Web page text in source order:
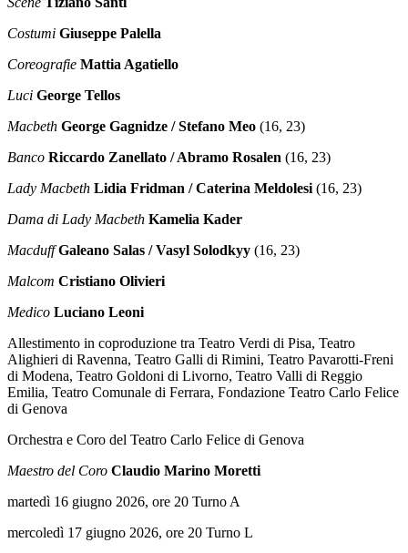
Costumi Giuseppe Palella
Coreografie Mattia Agatiello
Luci George Tellos
Macbeth George Gagnidze / Stefano Meo (16, 23)
Banco Riccardo Zanellato / Abramo Rosalen (16, 23)
Lady Macbeth Lidia Fridman / Caterina Meldolesi (16, 23)
Dama di Lady Macbeth Kamelia Kader
MacduffGaleano Salas / Vasyl Solodkyy (16, 23)
Malcom Cristiano Olivieri
Medico Luciano Leoni
Allestimento in coproduzione tra Teatro Verdi di Pisa, Teatro
Alighieri di Ravenna, Teatro Galli di Rimini, Teatro Pavarotti-Freni
di Modena, Teatro Goldoni di Livorno, Teatro Valli di Reggio
Emilia, Teatro Comunale di Ferrara, Fondazione Teatro Carlo Felice
di Genova
Orchestra e Coro del Teatro Carlo Felice di Genova
Maestro del Coro Claudio Marino Moretti
martedì 16 giugno 2026, ore 20 Turno A
mercoledì 17 giugno 2026, ore 20 Turno L